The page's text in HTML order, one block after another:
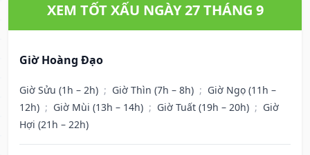
XEM TỐT XẤU NGÀY 27 THÁNG 9
Giờ Hoàng Đạo
Giờ Sửu (1h – 2h) ; Giờ Thìn (7h – 8h) ; Giờ Ngọ (11h –
12h) ; Giờ Mùi (13h – 14h) ; Giờ Tuất (19h – 20h) ; Giờ
Hợi (21h – 22h)